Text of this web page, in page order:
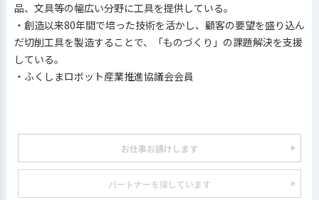
品、文具等の幅広い分野に工具を提供している。
・創造以来80年間で培った技術を活かし、顧客の要望を盛り込ん
だ切削工具を製造することで、「ものづくり」の課題解決を支援
している。
・ふくしまロボット産業推進協議会会員
お仕事お請けします
パートナーを探しています